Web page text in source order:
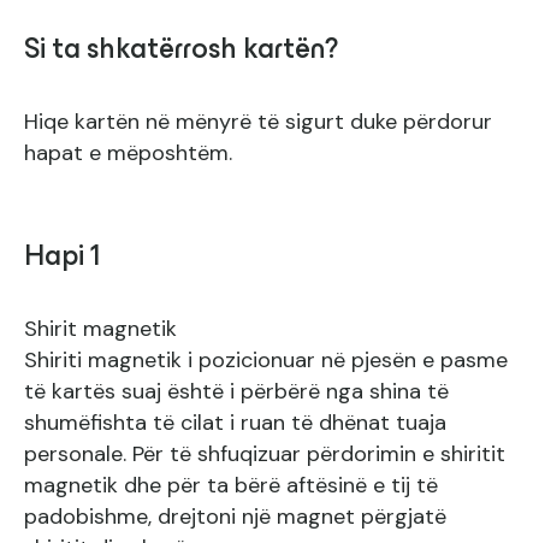
Si ta shkatërrosh kartën?
Hiqe kartën në mënyrë të sigurt duke përdorur
hapat e mëposhtëm.
Hapi 1
Shirit magnetik
Shiriti magnetik i pozicionuar në pjesën e pasme
të kartës suaj është i përbërë nga shina të
shumëfishta të cilat i ruan të dhënat tuaja
personale. Për të shfuqizuar përdorimin e shiritit
magnetik dhe për ta bërë aftësinë e tij të
padobishme, drejtoni një magnet përgjatë